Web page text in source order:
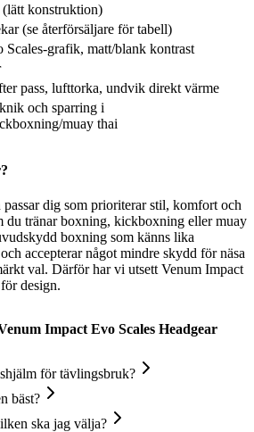
konstruktion)
(se återförsäljare för tabell)
Scales-grafik, matt/blank kontrast
pass, lufttorka, undvik direkt värme
och sparring i
muay thai
dig som prioriterar stil, komfort och
du tränar boxning, kickboxning eller muay
boxning som känns lika
accepterar något mindre skydd för näsa
val. Därför har vi utsett Venum Impact
design.
Impact Evo Scales Headgear
för tävlingsbruk?
bäst?
ska jag välja?